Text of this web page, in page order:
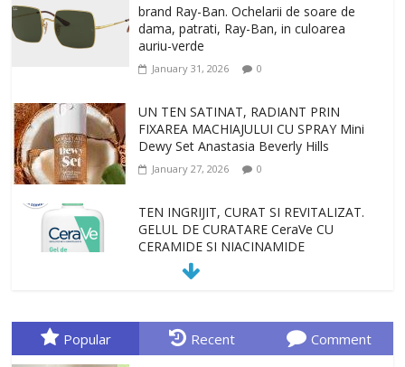
brand Ray-Ban. Ochelarii de soare de
dama, patrati, Ray-Ban, in culoarea
auriu-verde
January 31, 2026 0
UN TEN SATINAT, RADIANT PRIN
FIXAREA MACHIAJULUI CU SPRAY Mini
Dewy Set Anastasia Beverly Hills
January 27, 2026 0
TEN INGRIJIT, CURAT SI REVITALIZAT.
GELUL DE CURATARE CeraVe CU
CERAMIDE SI NIACINAMIDE
January 23, 2026
ori o provocare. Idei inedite, cadouri
originale, le puteti avea la Giftspot.ro,
Popular Recent Comment